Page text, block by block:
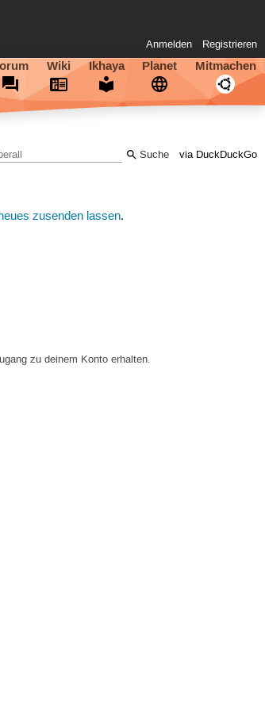
Anmelden Registrieren
Wiki Ikhaya Planet Mitmachen
via DuckDuckGo
zusenden lassen.
zu deinem Konto erhalten.